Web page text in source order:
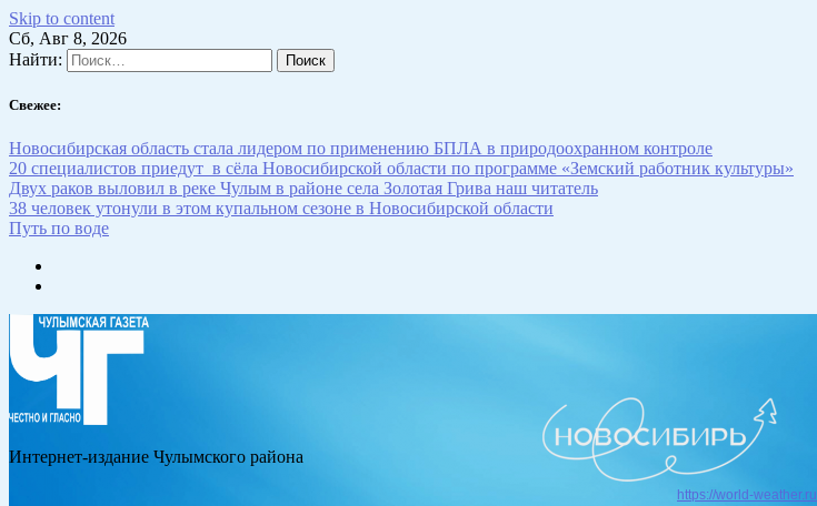
Skip to content
Сб, Авг 8, 2026
Найти:
Свежее:
Новосибирская область стала лидером по применению БПЛА в природоохранном контроле
20 специалистов приедут в сёла Новосибирской области по программе «Земский работник культуры»
Двух раков выловил в реке Чулым в районе села Золотая Грива наш читатель
38 человек утонули в этом купальном сезоне в Новосибирской области
Путь по воде
Интернет-издание Чулымского района
https://world-weather.ru